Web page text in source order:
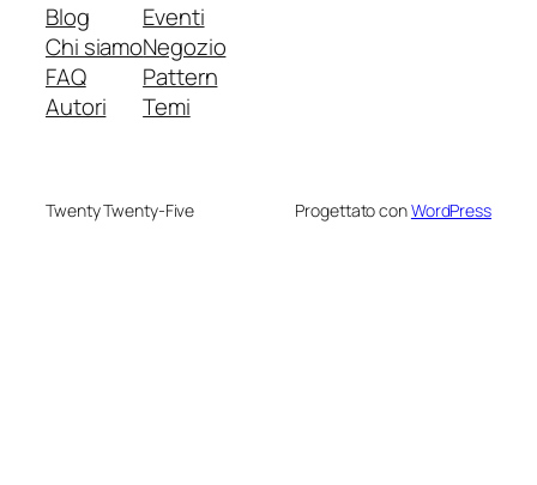
Blog
Chi siamo
FAQ
Autori
Eventi
Negozio
Pattern
Temi
Twenty Twenty-Five Progettato conWordPress